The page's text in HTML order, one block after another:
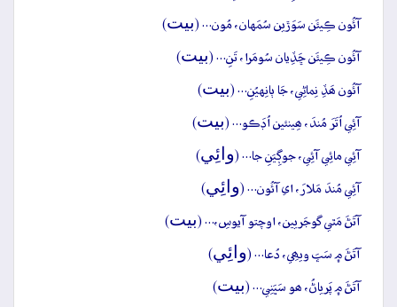
آئُون ڪِيئَن سَوَڙين سُمَهان، مُون… (بيت)
آئُون ڪِيئَن ڇَڏِيان سُومَرا، تَنِ… (بيت)
آئُون ھَڏِ نِماڻِي، جَا ٻانِهيُنِ… (بيت)
آئِي اُتَرَ مُندَ، ھِينئين اُڊَڪو… (بيت)
آئِي مائِي آئِي، جوڳِيَنِ جا… (وائِي)
آئِي مُندَ مَلارَ، اي آئُون… (وائِي)
آتَڻَ مَٿي گوجَريين، اوچتو آيوسِ،… (بيت)
آتَڻَ ۾ سَڀَ ويھِي، دُعا… (وائِي)
آتَڻَ ۾ پَرياڻُ، ھو سَڀَنِي… (بيت)